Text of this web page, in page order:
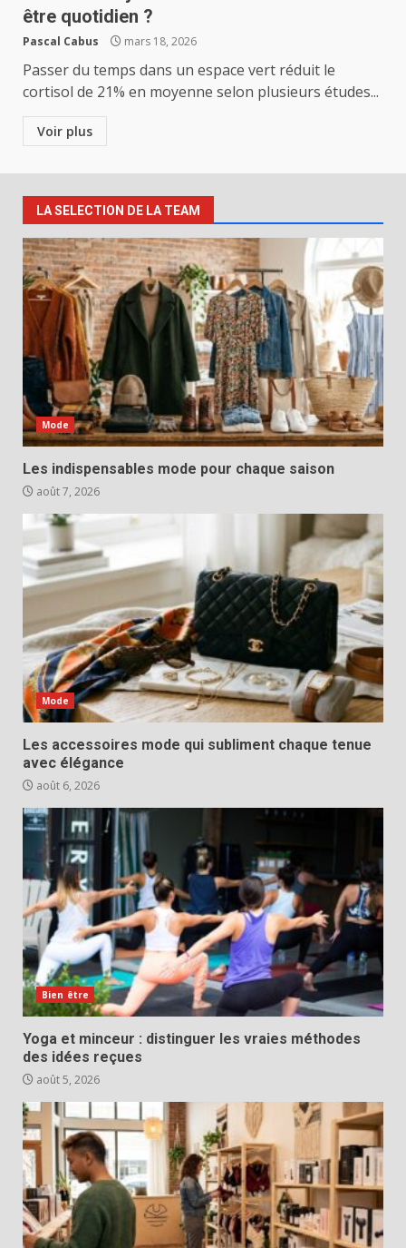
être quotidien ?
Pascal Cabus mars 18, 2026
Passer du temps dans un espace vert réduit le
cortisol de 21% en moyenne selon plusieurs études...
Voir plus
LA SELECTION DE LA TEAM
Mode
Les indispensables mode pour chaque saison
août 7, 2026
Mode
Les accessoires mode qui subliment chaque tenue
avec élégance
août 6, 2026
Bien être
Yoga et minceur : distinguer les vraies méthodes
des idées reçues
août 5, 2026